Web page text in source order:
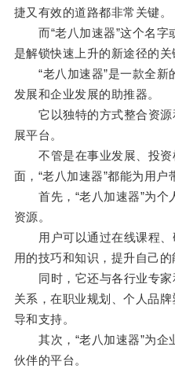
捷又有效的道路都非常关键。
而“老八加速器”这个名字
是解锁快速上升的新途径的关
“老八加速器”是一款全新
发展和企业发展的助推器。
它以独特的方式整合资源
展平台。
不管是在事业发展、投资
面，“老八加速器”都能为用户
首先，“老八加速器”为个
资源。
用户可以通过在线课程、
用的技巧和知识，提升自己的
同时，它还与各行业专家
关系，在职业规划、个人品
导和支持。
其次，“老八加速器”为企
伙伴的平台。